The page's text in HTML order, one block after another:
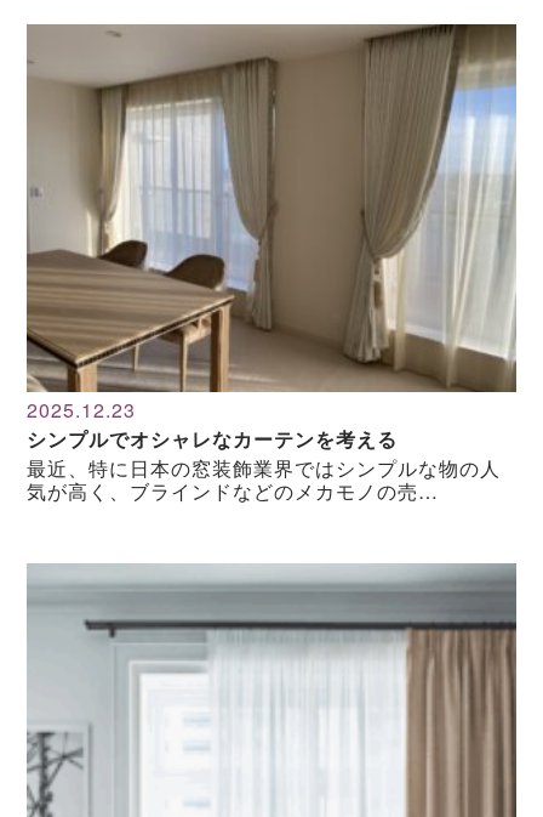
2025.12.23
シンプルでオシャレなカーテンを考える
最近、特に日本の窓装飾業界ではシンプルな物の人
気が高く、ブラインドなどのメカモノの売…